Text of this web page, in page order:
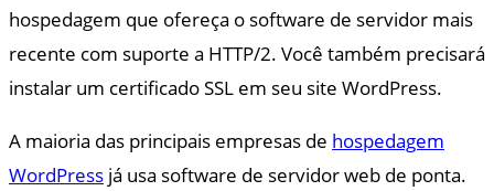
hospedagem que ofereça o software de servidor mais
recente com suporte a HTTP/2. Você também precisará
instalar um certificado SSL em seu site WordPress.
A maioria das principais empresas de hospedagem
WordPress já usa software de servidor web de ponta.